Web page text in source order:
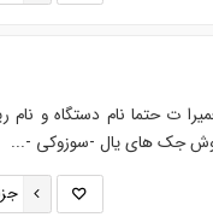
ت حتما نام دستگاه و نام
جک های یال -سوزوکی -...